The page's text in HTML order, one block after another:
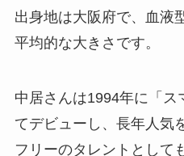
出身地は大阪府で、血液
平均的な大きさです。
中居さんは1994年に「ス
てデビューし、長年人気
フリーのタレントとして